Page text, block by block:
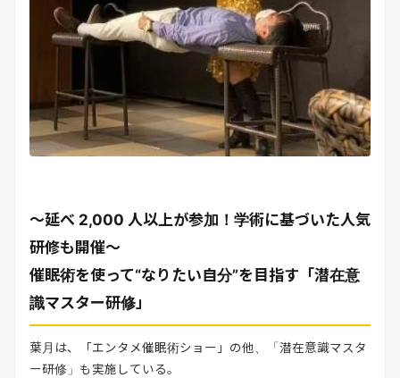
～延べ 2,000 人以上が参加！学術に基づいた人気
研修も開催～
催眠術を使って“なりたい自分”を目指す「潜在意
識マスター研修」
葉月は、「エンタメ催眠術ショー」の他、「潜在意識マスタ
ー研修」も実施している。